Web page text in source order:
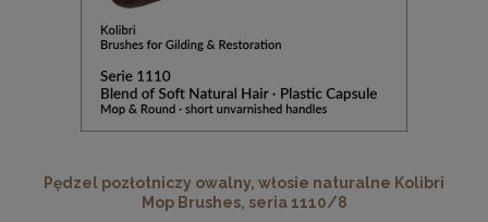
Pędzel pozłotniczy owalny, włosie naturalne Kolibri
Mop Brushes, seria 1110/8